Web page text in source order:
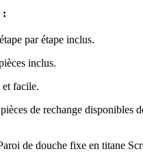
:
par étape inclus.
inclus.
facile.
de rechange disponibles
de douche fixe en titane